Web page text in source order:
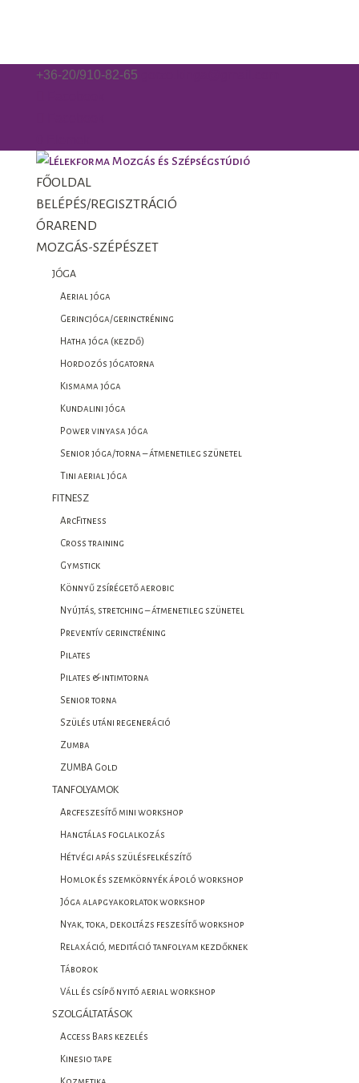
+36-20/910-82-65
FŐOLDAL
BELÉPÉS/REGISZTRÁCIÓ
ÓRAREND
MOZGÁS-SZÉPÉSZET
JÓGA
Aerial jóga
Gerincjóga/gerinctréning
Hatha jóga (kezdő)
Hordozós jógatorna
Kismama jóga
Kundalini jóga
Power vinyasa jóga
Senior jóga/torna – átmenetileg szünetel
Tini aerial jóga
FITNESZ
ArcFitness
Cross training
Gymstick
Könnyű zsírégető aerobic
Nyújtás, stretching – átmenetileg szünetel
Preventív gerinctréning
Pilates
Pilates & intimtorna
Senior torna
Szülés utáni regeneráció
Zumba
ZUMBA Gold
TANFOLYAMOK
Arcfeszesítő mini workshop
Hangtálas foglalkozás
Hétvégi apás szülésfelkészítő
Homlok és szemkörnyék ápoló workshop
Jóga alapgyakorlatok workshop
Nyak, toka, dekoltázs feszesítő workshop
Relaxáció, meditáció tanfolyam kezdőknek
Táborok
Váll és csípő nyitó aerial workshop
SZOLGÁLTATÁSOK
Access Bars kezelés
Kinesio tape